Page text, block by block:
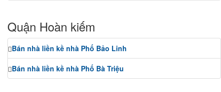
Quận Hoàn kiếm
Bán nhà liền kề nhà Phố Bảo Linh
Bán nhà liền kề nhà Phố Bà Triệu